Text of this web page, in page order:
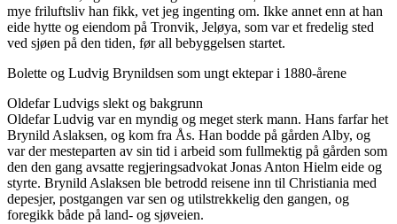
mye friluftsliv han fikk, vet jeg ingenting om. Ikke annet enn at han
eide hytte og eiendom på Tronvik, Jeløya, som var et fredelig sted
ved sjøen på den tiden, før all bebyggelsen startet.
Bolette og Ludvig Brynildsen som ungt ektepar i 1880-årene
Oldefar Ludvigs slekt og bakgrunn
Oldefar Ludvig var en myndig og meget sterk mann. Hans farfar het
Brynild Aslaksen, og kom fra Ås. Han bodde på gården Alby, og
var der mesteparten av sin tid i arbeid som fullmektig på gården som
den den gang avsatte regjeringsadvokat Jonas Anton Hielm eide og
styrte. Brynild Aslaksen ble betrodd reisene inn til Christiania med
depesjer, postgangen var sen og utilstrekkelig den gangen, og
foregikk både på land- og sjøveien.